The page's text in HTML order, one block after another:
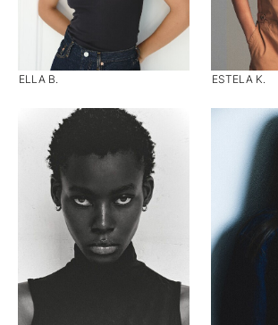
ELLA B. ESTELA K.